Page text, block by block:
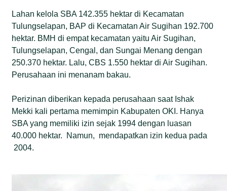
Lahan kelola SBA 142.355 hektar di Kecamatan
Tulungselapan, BAP di Kecamatan Air Sugihan 192.700
hektar. BMH di empat kecamatan yaitu Air Sugihan,
Tulungselapan, Cengal, dan Sungai Menang dengan
250.370 hektar. Lalu, CBS 1.550 hektar di Air Sugihan.
Perusahaan ini menanam bakau.
Perizinan diberikan kepada perusahaan saat Ishak
Mekki kali pertama memimpin Kabupaten OKI. Hanya
SBA yang memiliki izin sejak 1994 dengan luasan
40.000 hektar. Namun, mendapatkan izin kedua pada
2004.